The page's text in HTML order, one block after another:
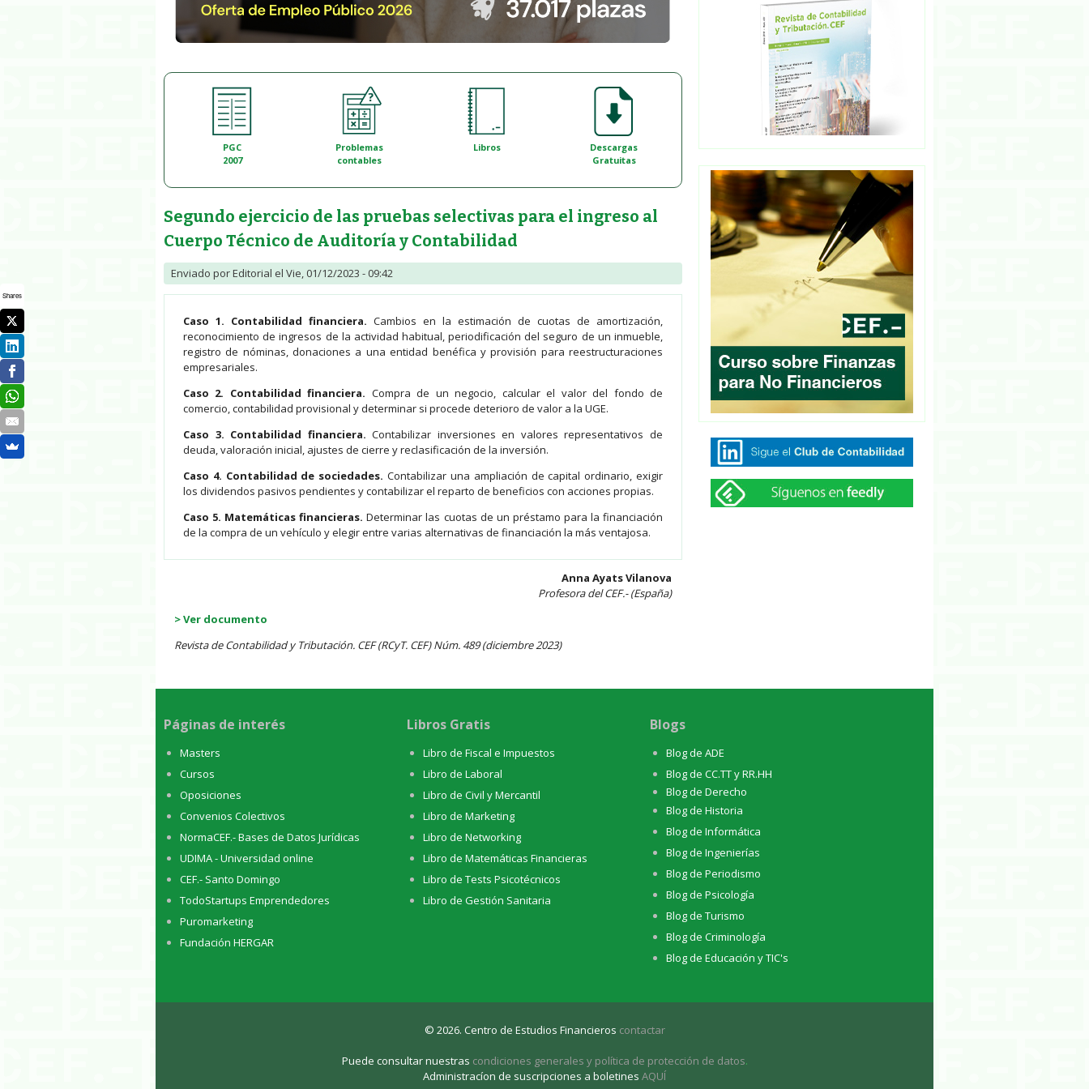
PGC
2007
Problemas
contables
Libros
Descargas
Gratuitas
Segundo ejercicio de las pruebas selectivas para el ingreso al
Cuerpo Técnico de Auditoría y Contabilidad
Enviado porEditorial el Vie, 01/12/2023 - 09:42
Caso 1. Contabilidad financiera. Cambios en la estimación de cuotas de amortización,
reconocimiento de ingresos de la actividad habitual, periodificación del seguro de un inmueble,
registro de nóminas, donaciones a una entidad benéfica y provisión para reestructuraciones
empresariales.
Caso 2. Contabilidad financiera. Compra de un negocio, calcular el valor del fondo de
comercio, contabilidad provisional y determinar si procede deterioro de valor a la UGE.
Caso 3. Contabilidad financiera.Contabilizar inversiones en valores representativos de
deuda, valoración inicial, ajustes de cierre y reclasificación de la inversión.
Caso 4. Contabilidad de sociedades.Contabilizar una ampliación de capital ordinario, exigir
los dividendos pasivos pendientes y contabilizar el reparto de beneficios con acciones propias.
Caso 5. Matemáticas financieras.Determinar las cuotas de un préstamo para la financiación
de la compra de un vehículo y elegir entre varias alternativas de financiación la más ventajosa.
Anna Ayats Vilanova
Profesora del CEF.- (España)
> Ver documento
Revista de Contabilidad y Tributación. CEF (RCyT. CEF) Núm. 489 (diciembre 2023)
Páginas de interés
Masters
Cursos
Oposiciones
Convenios Colectivos
NormaCEF.- Bases de Datos Jurídicas
UDIMA - Universidad online
CEF.- Santo Domingo
TodoStartups Emprendedores
Puromarketing
Fundación HERGAR
Libros Gratis
Libro de Fiscal e Impuestos
Libro de Laboral
Libro de Civil y Mercantil
Libro de Marketing
Libro de Networking
Libro de Matemáticas Financieras
Libro de Tests Psicotécnicos
Libro de Gestión Sanitaria
Blogs
Blog de ADE
Blog de CC.TT y RR.HH
Blog de Derecho
Blog de Historia
Blog de Informática
Blog de Ingenierías
Blog de Periodismo
Blog de Psicología
Blog de Turismo
Blog de Criminología
Blog de Educación y TIC's
© 2026. Centro de Estudios Financieros contactar
Puede consultar nuestras condiciones generales y política de protección de datos.
Administracíon de suscripciones a boletines AQUÍ
Shares